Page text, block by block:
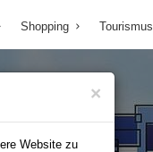
×
Website zu
Shopping Tourismus